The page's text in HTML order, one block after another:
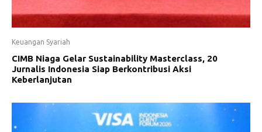
Keuangan Syariah
CIMB Niaga Gelar Sustainability Masterclass, 20
Jurnalis Indonesia Siap Berkontribusi Aksi
Keberlanjutan